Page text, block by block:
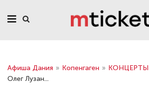
Афиша Дания » Копенгаген » КОНЦЕРТЫ
Олег Лузан...